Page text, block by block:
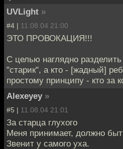
UVLight »
#4 | 11.08.04 21:00
ЭТО ПРОВОКАЦИЯ!!!
С целью наглядно
"старик", а кто - [жадный]
простому принципу - кто за
Alexeyey »
#5 | 11.08.04 21:01
За старца глухого
Меня принимает, должно
Звенит у самого уха.